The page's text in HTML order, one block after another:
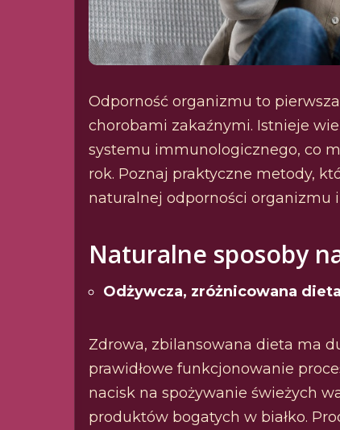
Odporność organizmu to
chorobami zakaźnymi. Istnieje
systemu immunologicznego, co
rok. Poznaj praktyczne metody,
naturalnej odporności organizmu
Naturalne sposoby
Odżywcza, zróżnicowana dieta
Zdrowa, zbilansowana dieta ma
prawidłowe funkcjonowanie
nacisk na spożywanie świeżych
produktów bogatych w białko.